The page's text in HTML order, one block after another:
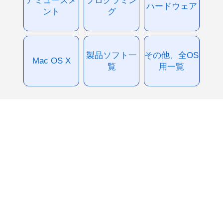
ント
グ
ハードウェア
Mac OS X
製品ソフト一
覧
その他、全OS
用一覧